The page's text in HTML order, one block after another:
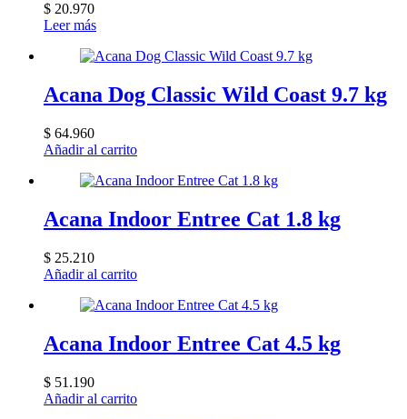
$ 20.970
Leer más
Acana Dog Classic Wild Coast 9.7 kg
$ 64.960
Añadir al carrito
Acana Indoor Entree Cat 1.8 kg
$ 25.210
Añadir al carrito
Acana Indoor Entree Cat 4.5 kg
$ 51.190
Añadir al carrito